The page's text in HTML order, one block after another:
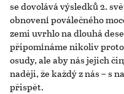
se dovolává výsledků 2.
obnovení poválečného
zemi uvrhlo na dlouhá
připomínáme nikoliv
osudy, ale aby nás jejich
naději, že každý z nás – s
přispět.